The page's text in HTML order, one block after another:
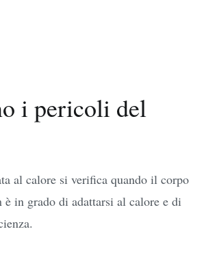
i pericoli del
al calore si verifica quando il corpo
è in grado di adattarsi al calore e di